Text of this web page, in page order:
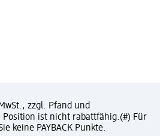
zzgl. Pfand und
Position ist nicht rabattfähig.(#) Für
keine PAYBACK Punkte.